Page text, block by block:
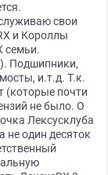
свои
и Короллы
семьи.
Подшипники,
и.т.д. Т.к.
(которые почти
не было. О
Лексусклуба
не один десяток